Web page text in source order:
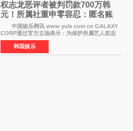
权志龙恶评者被判罚款700万韩
元！所属社重申零容忍：匿名账
号也难逃刑责
中国娱乐网讯 www yule com cn GALAXY
CORP通过官方立场表示：为保护所属艺人权志
龙的名誉和权益，将持续对网络上发生的名誉损
害、散布虚假事实、侮辱、恶意诽谤等行为采取
法律应对措施。
韩国娱乐